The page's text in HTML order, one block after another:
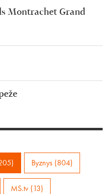
Montrachet Grand
Byznys (804)
MS.tv (13)